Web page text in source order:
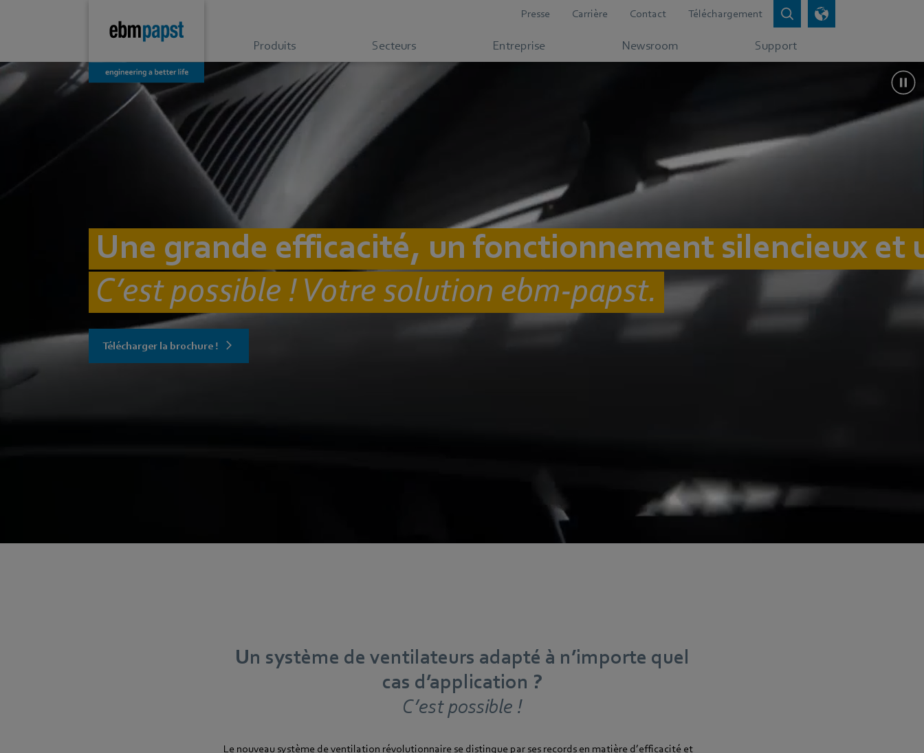
Presse Carrière Contact Téléchargement
Produits Secteurs Entreprise Newsroom Support
Une grande efficacité, un fonctionnement silencieux et
C’est possible ! Votre solution ebm-papst.
Télécharger la brochure !
Un système de ventilateurs adapté à n’importe quel
cas d’application ?
C’est possible !
Le nouveau système de ventilation révolutionnaire se distingue par ses records en matière d’efficacité et